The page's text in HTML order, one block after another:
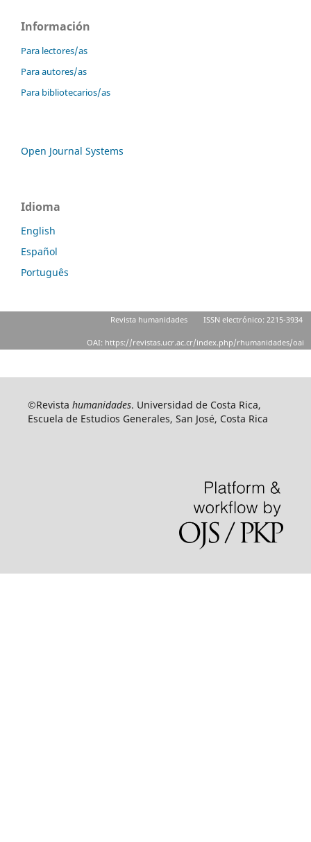
Información
Para lectores/as
Para autores/as
Para bibliotecarios/as
Open Journal Systems
Idioma
English
Español
Português
Revista humanidades ISSN electrónico: 2215-3934
OAI: https://revistas.ucr.ac.cr/index.php/rhumanidades/oai
©Revista humanidades. Universidad de Costa Rica,
Escuela de Estudios Generales, San José, Costa Rica